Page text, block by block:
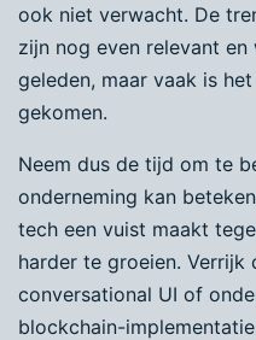
ook niet verwacht. De
zijn nog even relevant
geleden, maar vaak is
gekomen.
Neem dus de tijd om te
onderneming kan
tech een vuist maakt
harder te groeien.
conversational UI of
blockchain-